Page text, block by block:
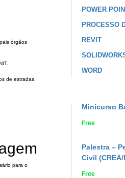
órgãos
de estradas.
para o
POWER
PROCESSO
REVIT
WORD
Minicurso
Free
Palestra –
Civil (CREA/
Free